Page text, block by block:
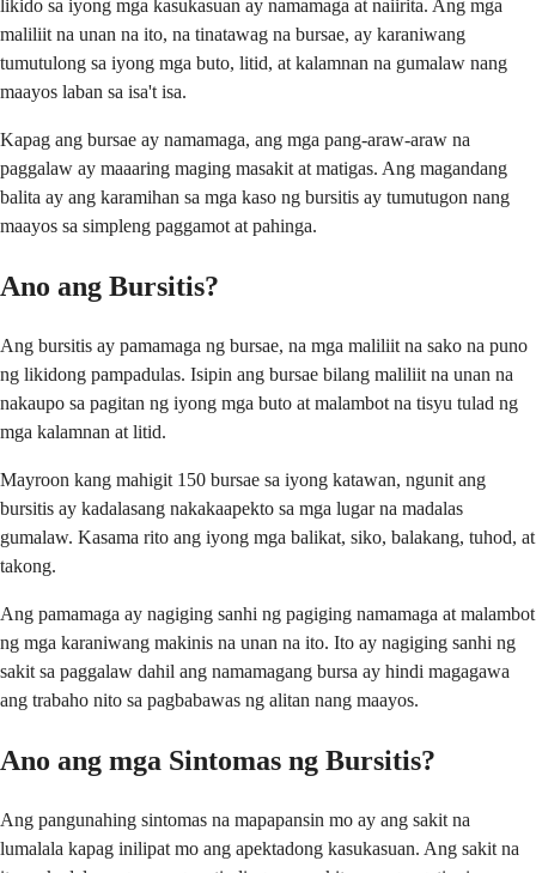
likido sa iyong mga kasukasuan ay namamaga at naiirita. Ang mga
maliliit na unan na ito, na tinatawag na bursae, ay karaniwang
tumutulong sa iyong mga buto, litid, at kalamnan na gumalaw nang
maayos laban sa isa't isa.
Kapag ang bursae ay namamaga, ang mga pang-araw-araw na
paggalaw ay maaaring maging masakit at matigas. Ang magandang
balita ay ang karamihan sa mga kaso ng bursitis ay tumutugon nang
maayos sa simpleng paggamot at pahinga.
Ano ang Bursitis?
Ang bursitis ay pamamaga ng bursae, na mga maliliit na sako na puno
ng likidong pampadulas. Isipin ang bursae bilang maliliit na unan na
nakaupo sa pagitan ng iyong mga buto at malambot na tisyu tulad ng
mga kalamnan at litid.
Mayroon kang mahigit 150 bursae sa iyong katawan, ngunit ang
bursitis ay kadalasang nakakaapekto sa mga lugar na madalas
gumalaw. Kasama rito ang iyong mga balikat, siko, balakang, tuhod, at
takong.
Ang pamamaga ay nagiging sanhi ng pagiging namamaga at malambot
ng mga karaniwang makinis na unan na ito. Ito ay nagiging sanhi ng
sakit sa paggalaw dahil ang namamagang bursa ay hindi magagawa
ang trabaho nito sa pagbabawas ng alitan nang maayos.
Ano ang mga Sintomas ng Bursitis?
Ang pangunahing sintomas na mapapansin mo ay ang sakit na
lumalala kapag inilipat mo ang apektadong kasukasuan. Ang sakit na